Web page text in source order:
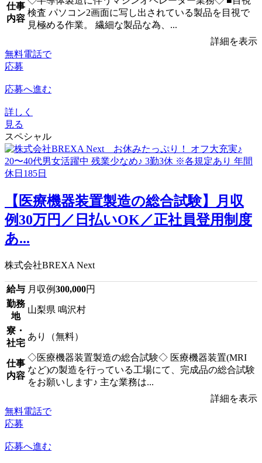
仕事
内容
検査 パソコン2画面に写し出されている製品を目視で
見極める作業。 繊細な製品な為、...
詳細を表示
無料電話で
応募
応募へ進む
詳しく
見る
スペシャル
【医療機器装置製造の総合試験】月収
例30万円／日払いOK／正社員登用制度
あ...
株式会社BREXA Next
給与 月収例300,000円
勤務
地
山梨県 鳴沢村
寮・
社宅
あり（無料）
仕事
内容
◇医療機器装置製造の総合試験◇ 医療機器装置(MRI
など)の製造を行っている工場にて、完成品の総合試験
をお願いします♪ 主な業務は...
詳細を表示
無料電話で
応募
応募へ進む